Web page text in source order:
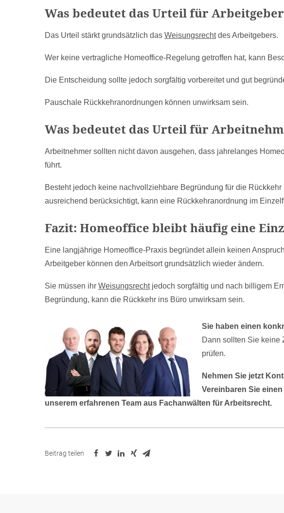
Was bedeutet das Urteil für
Das Urteil stärkt grundsätzlich das Weisungsrechtdes Arbeitgebers.
Wer keine vertragliche Homeoffice-Regelung getroffen hat, kann
Die Entscheidung sollte jedoch sorgfältig vorbereitet und gut
Pauschale Rückkehranordnungen können unwirksam sein.
Was bedeutet das Urteil für
Arbeitnehmer sollten nicht davon ausgehen, dass jahrelanges
führt.
Besteht jedoch keine nachvollziehbare Begründung für die
ausreichend berücksichtigt, kann eine Rückkehranordnung im
Fazit: Homeoffice bleibt häufig eine
Eine langjährige Homeoffice-Praxis begründet allein keinen
Arbeitgeber können den Arbeitsort grundsätzlich wieder ändern.
Sie müssen ihr Weisungsrechtjedoch sorgfältig und nach billigem
Begründung, kann die Rückkehr ins Büro unwirksam sein.
Sie haben einen
Dann sollten Sie keine
prüfen.
Nehmen Sie jetzt
Vereinbaren Sie
unserem erfahrenen Team aus Fachanwälten für Arbeitsrecht.
Beitrag teilen